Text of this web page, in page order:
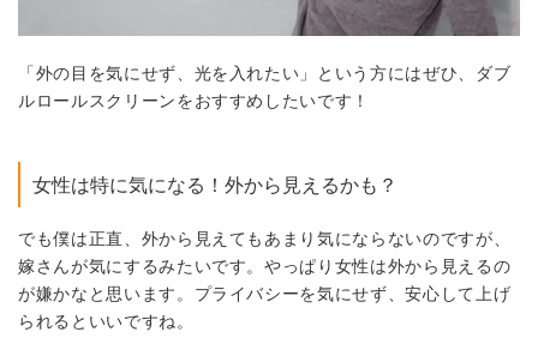
「外の目を気にせず、光を入れたい」
という方にはぜひ、ダブ
ルロールスクリーンをおすすめしたいです！
女性は特に気になる！外から見えるかも？
でも僕は正直、外から見えてもあまり気にならないのですが、
嫁さんが気にするみたいです。やっぱり女性は外から見えるの
が嫌かなと思います。プライバシーを気にせず、安心して上げ
られるといいですね。